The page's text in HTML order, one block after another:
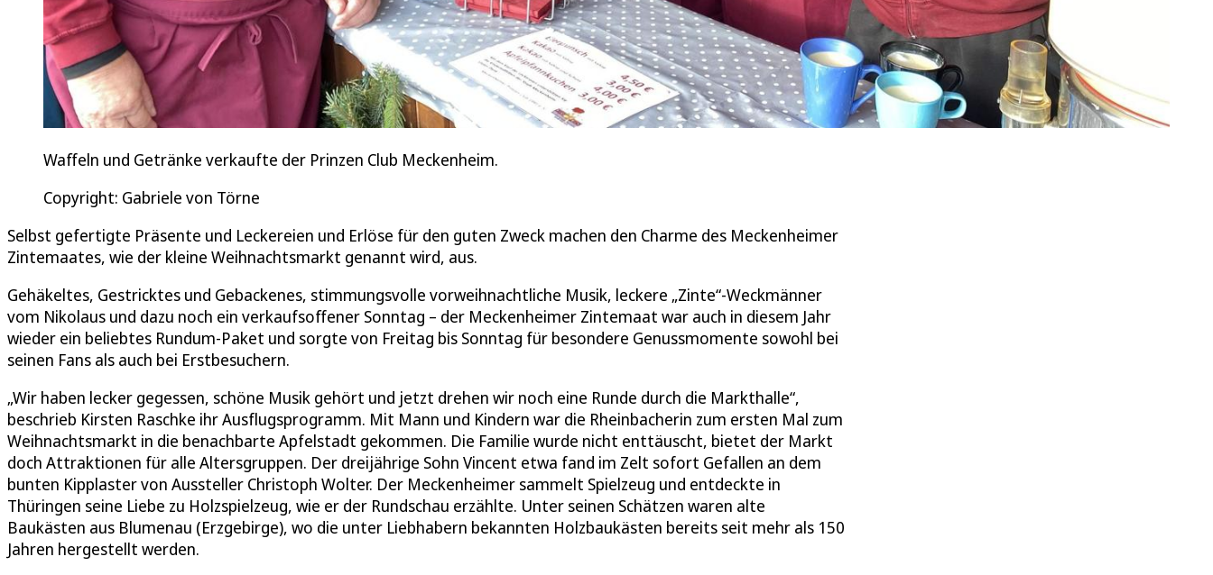
Waffeln und Getränke verkaufte der Prinzen Club Meckenheim.
Copyright: Gabriele von Törne
Selbst gefertigte Präsente und Leckereien und Erlöse für den guten Zweck machen den Charme des Meckenheimer
Zintemaates, wie der kleine Weihnachtsmarkt genannt wird, aus.
Gehäkeltes, Gestricktes und Gebackenes, stimmungsvolle vorweihnachtliche Musik, leckere „Zinte“-Weckmänner
vom Nikolaus und dazu noch ein verkaufsoffener Sonntag – der Meckenheimer Zintemaat war auch in diesem Jahr
wieder ein beliebtes Rundum-Paket und sorgte von Freitag bis Sonntag für besondere Genussmomente sowohl bei
seinen Fans als auch bei Erstbesuchern.
„Wir haben lecker gegessen, schöne Musik gehört und jetzt drehen wir noch eine Runde durch die Markthalle“,
beschrieb Kirsten Raschke ihr Ausflugsprogramm. Mit Mann und Kindern war die Rheinbacherin zum ersten Mal zum
Weihnachtsmarkt in die benachbarte Apfelstadt gekommen. Die Familie wurde nicht enttäuscht, bietet der Markt
doch Attraktionen für alle Altersgruppen. Der dreijährige Sohn Vincent etwa fand im Zelt sofort Gefallen an dem
bunten Kipplaster von Aussteller Christoph Wolter. Der Meckenheimer sammelt Spielzeug und entdeckte in
Thüringen seine Liebe zu Holzspielzeug, wie er der Rundschau erzählte. Unter seinen Schätzen waren alte
Baukästen aus Blumenau (Erzgebirge), wo die unter Liebhabern bekannten Holzbaukästen bereits seit mehr als 150
Jahren hergestellt werden.